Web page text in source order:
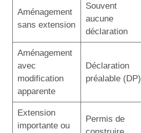
Aménagement
sans extension
Souvent
aucune
déclaration
Aménagement
avec
modification
apparente
Déclaration
préalable (DP)
Extension
importante ou
Permis de